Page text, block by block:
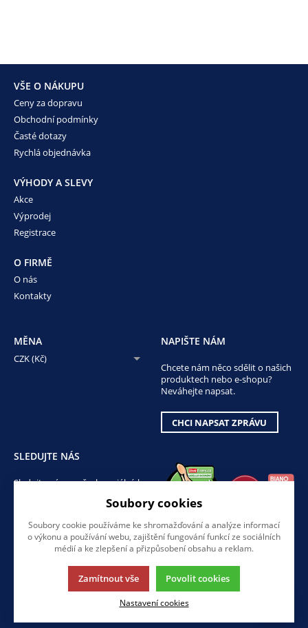
VŠE O NÁKUPU
Ceny za dopravu
Obchodní podmínky
Časté dotazy
Rychlá objednávka
VÝHODY A SLEVY
Akce
Výprodej
Registrace
O FIRMĚ
O nás
Kontakty
MĚNA
CZK (Kč)
NAPIŠTE NÁM
Chcete nám něco sdělit o našich
produktech nebo e-shopu?
Neváhejte napsat.
CHCI NAPSAT ZPRÁVU
SLEDUJTE NÁS
Sledujte nás na všech sociálních
Tato stránka používá soubory cookies. Klikněte pro více informací.
Soubory cookies
Soubory cookie používáme ke shromažďování a analýze informací
o výkonu a používání webu, zajištění fungování funkcí ze sociálních
médií a ke zlepšení a přizpůsobení obsahu a reklam.
Zamítnout vše Povolit cookies
Nastavení cookies